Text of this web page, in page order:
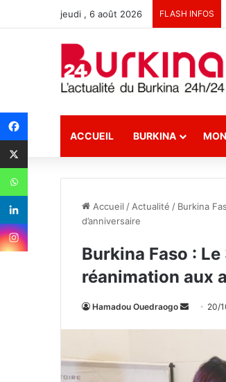
jeudi , 6 août 2026 FLASH INFOS
ACCUEIL BURKINA
Accueil / Actualité / Burkina
d’anniversaire
Burkina Faso :
réanimation aux
Hamadou Ouedraogo 20/